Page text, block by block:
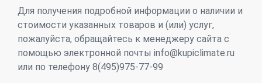
Для получения подробной информации о наличии и
стоимости указанных товаров и (или) услуг,
пожалуйста, обращайтесь к менеджеру сайта с
помощью электронной почты info@kupiclimate.ru
или по телефону 8(495)975-77-99